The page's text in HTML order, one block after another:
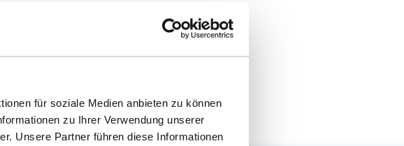
für soziale Medien anbieten zu können
zu Ihrer Verwendung unserer
Unsere Partner führen diese Informationen